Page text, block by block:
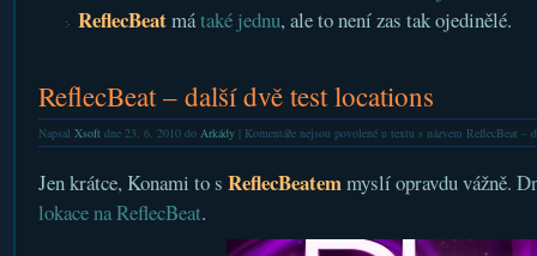
ReflecBeatmátaké jednu, ale to není zas tak ojedinělé.
ReflecBeat – další dvě test locations
Napsal Xsoftdne 23. 6. 2010 do Arkády| Komentáře nejsou povolenéu textu s názvem ReflecBeat –
Jen krátce, Konami to s ReflecBeatemmyslí opravdu vážně.
lokace na ReflecBeat.